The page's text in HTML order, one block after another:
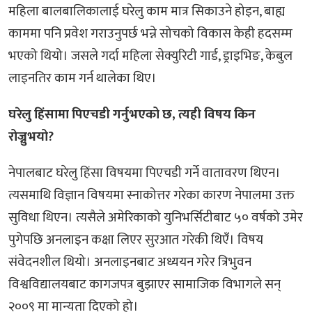
महिला बालबालिकालाई घरेलु काम मात्र सिकाउने होइन, बाह्य
काममा पनि प्रवेश गराउनुपर्छ भन्ने सोचको विकास केही हदसम्म
भएको थियो। जसले गर्दा महिला सेक्युरिटी गार्ड, ड्राइभिङ, केबुल
लाइनतिर काम गर्न थालेका थिए।
घरेलु हिंसामा पिएचडी गर्नुभएको छ, त्यही विषय किन
रोज्नुभयो?
नेपालबाट घरेलु हिंसा विषयमा पिएचडी गर्ने वातावरण थिएन।
त्यसमाथि विज्ञान विषयमा स्नाकोत्तर गरेका कारण नेपालमा उक्त
सुविधा थिएन। त्यसैले अमेरिकाको युनिभर्सिटीबाट ५० वर्षको उमेर
पुगेपछि अनलाइन कक्षा लिएर सुरआत गरेकी थिएँ। विषय
संवेदनशील थियो। अनलाइनबाट अध्ययन गरेर त्रिभुवन
विश्वविद्यालयबाट कागजपत्र बुझाएर सामाजिक विभागले सन्
२००९ मा मान्यता दिएको हो।